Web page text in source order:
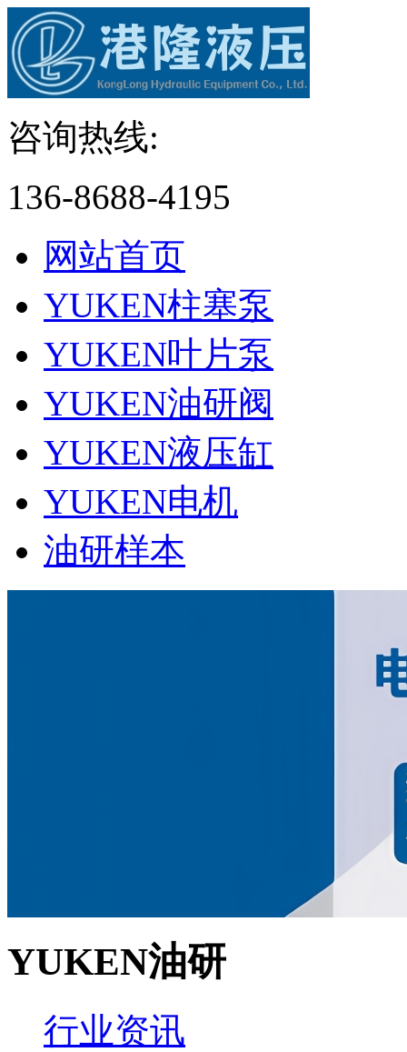
咨询热线:
136-8688-4195
网站首页
YUKEN柱塞泵
YUKEN叶片泵
YUKEN油研阀
YUKEN液压缸
YUKEN电机
油研样本
YUKEN油研
行业资讯